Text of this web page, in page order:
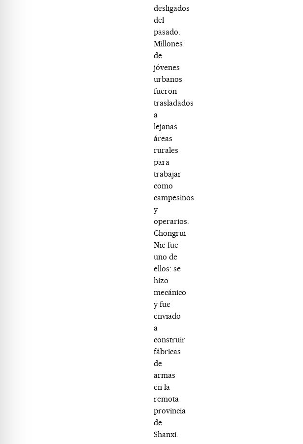
desligados
del
pasado.
Millones
de
jóvenes
urbanos
fueron
trasladados
a
lejanas
áreas
rurales
para
trabajar
como
campesinos
y
operarios.
Chongrui
Nie fue
uno de
ellos: se
hizo
mecánico
y fue
enviado
a
construir
fábricas
de
armas
en la
remota
provincia
de
Shanxi.